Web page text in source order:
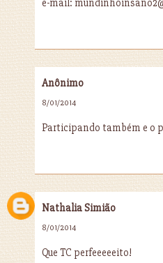
e-mail:
Anônimo
8/01/2014
Participando também e o
Nathalia Simião
8/01/2014
Que TC perfeeeeeito!